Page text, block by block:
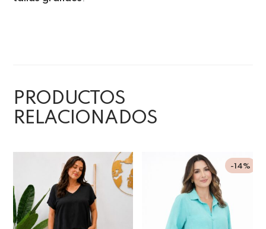
PRODUCTOS
RELACIONADOS
-14%